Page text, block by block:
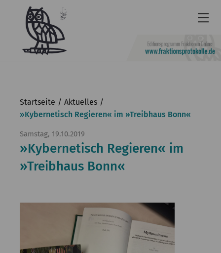
Barrierefrei
Leichte
Kontakt
English
Kommission
Startseite
Aktuelles
»Kybernetisch Regieren« im »Treibhaus Bonn«
Samstag, 19.10.2019
»Kybernetisch Regieren« im
»Treibhaus Bonn«